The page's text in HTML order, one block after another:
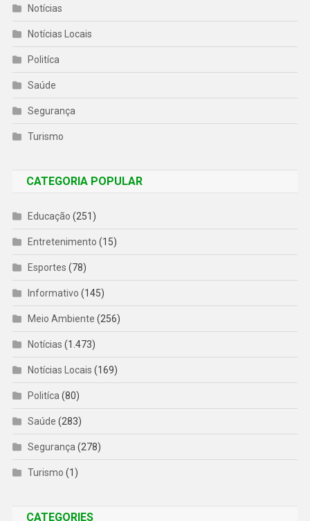
Notícias
Notícias Locais
Politíca
Saúde
Segurança
Turismo
CATEGORIA POPULAR
Educação (251)
Entretenimento (15)
Esportes (78)
Informativo (145)
Meio Ambiente (256)
Notícias (1.473)
Notícias Locais (169)
Politíca (80)
Saúde (283)
Segurança (278)
Turismo (1)
CATEGORIES